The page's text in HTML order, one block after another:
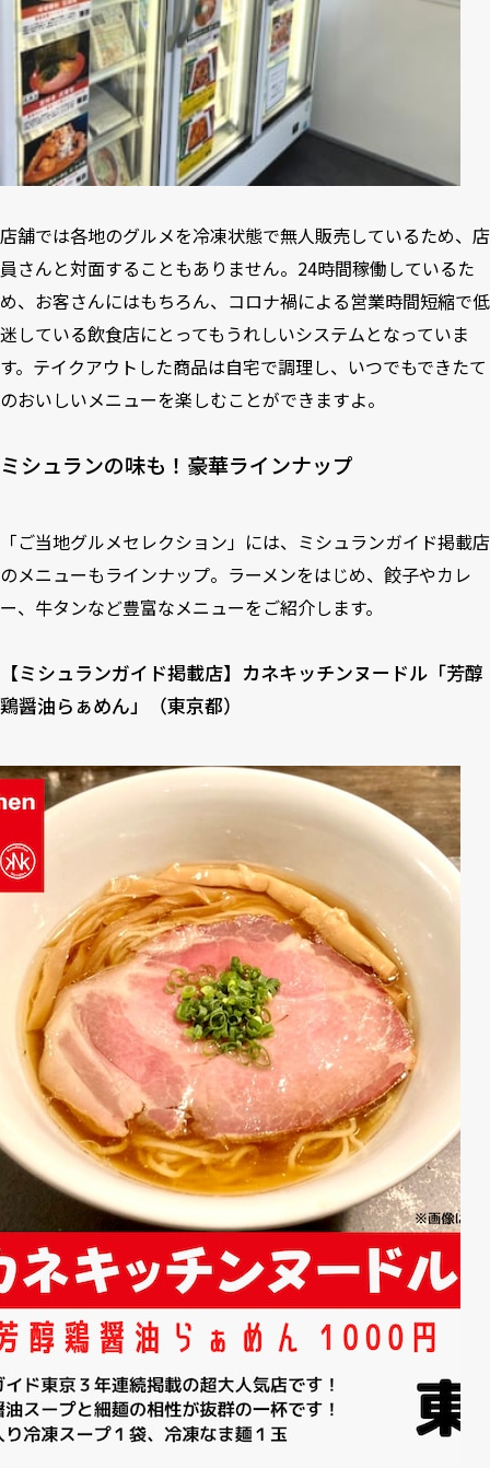
店舗では各地のグルメを冷凍状態で無人販売しているため、店
員さんと対面することもありません。24時間稼働しているた
め、お客さんにはもちろん、コロナ禍による営業時間短縮で低
迷している飲食店にとってもうれしいシステムとなっていま
す。テイクアウトした商品は自宅で調理し、いつでもできたて
のおいしいメニューを楽しむことができますよ。
ミシュランの味も！豪華ラインナップ
「ご当地グルメセレクション」には、ミシュランガイド掲載店
のメニューもラインナップ。ラーメンをはじめ、餃子やカレ
ー、牛タンなど豊富なメニューをご紹介します。
【ミシュランガイド掲載店】カネキッチンヌードル「芳醇
鶏醤油らぁめん」（東京都）